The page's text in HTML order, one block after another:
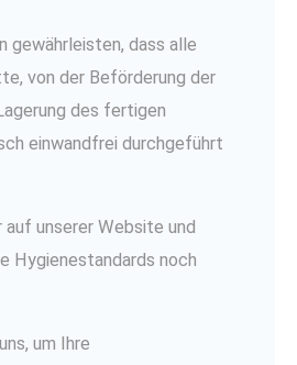
gewährleisten, dass alle
von der Beförderung der
des fertigen
einwandfrei durchgeführt
auf unserer Website und
Hygienestandards noch
um Ihre